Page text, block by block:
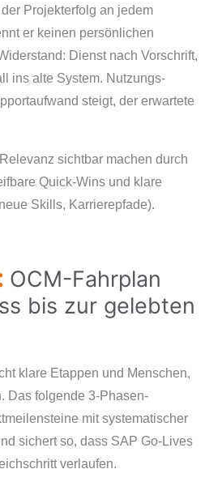
Projekterfolg an jedem
er keinen persönlichen
Dienst nach Vorschrift,
ins alte System. Nutzungs­
steigt, der erwartete
sichtbar machen durch
Quick-Wins und klare
Skills, Karrierepfade).
OCM-Fahrplan
bis zur gelebten
klare Etappen und Menschen,
Das folgende 3-Phasen-
mit systematischer
sichert so, dass SAP Go-Lives
verlaufen.